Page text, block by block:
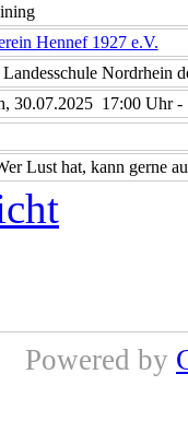
Hennef 1927 e.V.
Nordrhein
30.07.2025 17:00 Uhr -
Lust hat, kann gerne
Powered by